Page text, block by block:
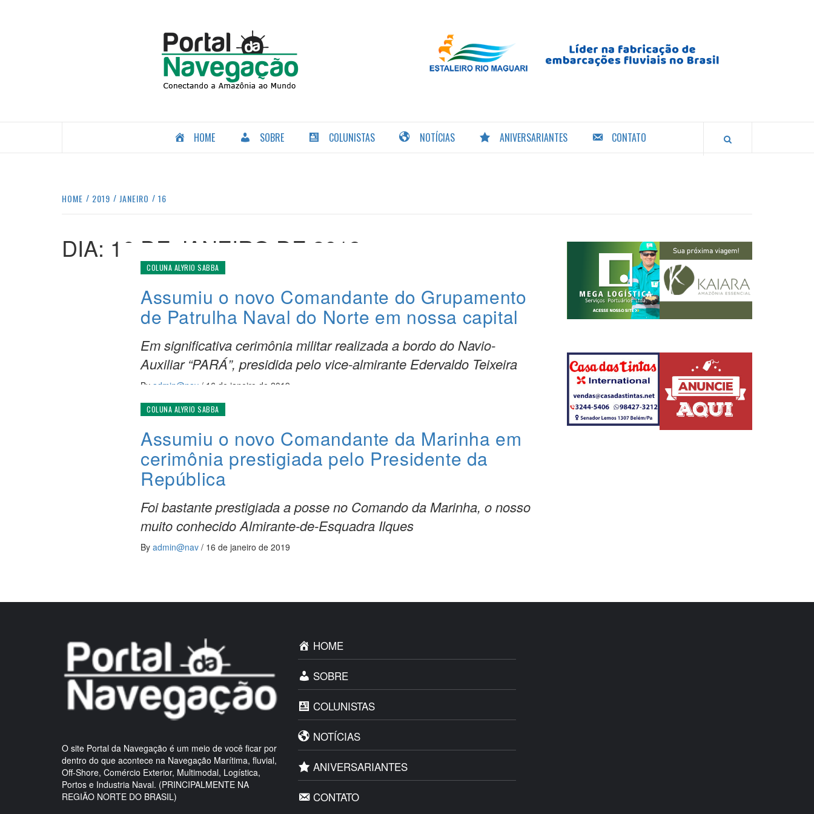
NAVEGAÇÃO
HOME SOBRE COLUNISTAS NOTÍCIAS ANIVERSARIANTES CONTATO
HOME 2019 JANEIRO 16
DIA: 16 DE JANEIRO DE 2019
COLUNA ALYRIO SABBA
Assumiu o novo Comandante do Grupamento
de Patrulha Naval do Norte em nossa capital
Em significativa cerimônia militar realizada a bordo do Navio-
Auxiliar “PARÁ”, presidida pelo vice-almirante Edervaldo Teixeira
By admin@nav / 16 de janeiro de 2019
COLUNA ALYRIO SABBA
Assumiu o novo Comandante da Marinha em
cerimônia prestigiada pelo Presidente da
República
Foi bastante prestigiada a posse no Comando da Marinha, o nosso
muito conhecido Almirante-de-Esquadra Ilques
By admin@nav / 16 de janeiro de 2019
O site Portal da Navegação é um meio de você ficar por
dentro do que acontece na Navegação Marítima, fluvial,
Off-Shore, Comércio Exterior, Multimodal, Logística,
Portos e Industria Naval. (PRINCIPALMENTE NA
REGIÃO NORTE DO BRASIL)
HOME
SOBRE
COLUNISTAS
NOTÍCIAS
ANIVERSARIANTES
CONTATO